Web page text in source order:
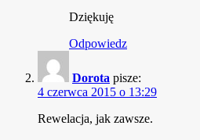
Dziękuję
Odpowiedz
Dorota pisze:
4 czerwca 2015 o 13:29
Rewelacja, jak zawsze.